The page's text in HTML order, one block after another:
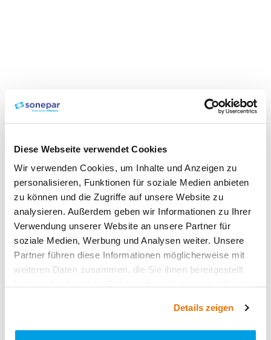
Diese Webseite verwendet Cookies
Wir verwenden Cookies, um Inhalte und Anzeigen zu
personalisieren, Funktionen für soziale Medien anbieten
zu können und die Zugriffe auf unsere Website zu
analysieren. Außerdem geben wir Informationen zu Ihrer
Verwendung unserer Website an unsere Partner für
soziale Medien, Werbung und Analysen weiter. Unsere
Partner führen diese Informationen möglicherweise mit
weiteren Daten zusammen, die Sie ihnen bereitgestellt
Details zeigen